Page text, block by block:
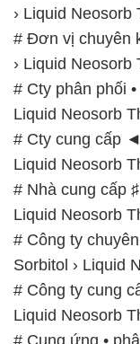
› Liquid Neosorb
# Đơn vị chuyên
› Liquid Neosorb
# Cty phân phối
Liquid Neosorb
# Cty cung cấp
Liquid Neosorb
# Nhà cung cấp
Liquid Neosorb
# Công ty
Sorbitol › Liquid
# Công ty cung
Liquid Neosorb
# Cung ứng •